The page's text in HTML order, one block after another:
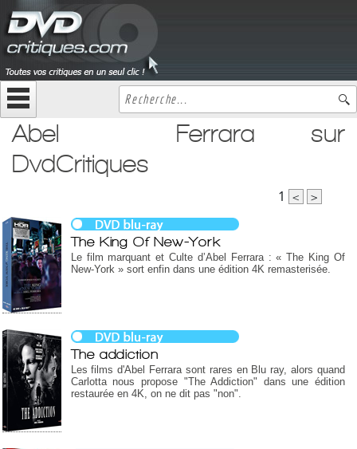
Abel Ferrara sur
DvdCritiques
1 < >
The King Of New-York
Le film marquant et Culte d’Abel Ferrara : « The King Of
New-York » sort enfin dans une édition 4K remasterisée.
The addiction
Les films d'Abel Ferrara sont rares en Blu ray, alors quand
Carlotta nous propose "The Addiction" dans une édition
restaurée en 4K, on ne dit pas "non".